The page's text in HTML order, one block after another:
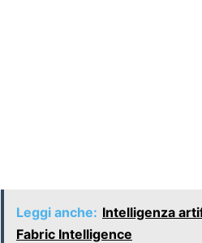
Leggi anche: Intelligenza
Fabric Intelligence